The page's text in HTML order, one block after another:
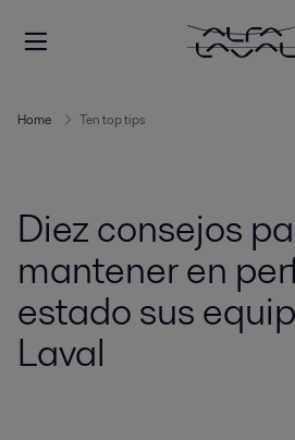
Home Ten top tips
Diez consejos
mantener en
estado sus
Laval